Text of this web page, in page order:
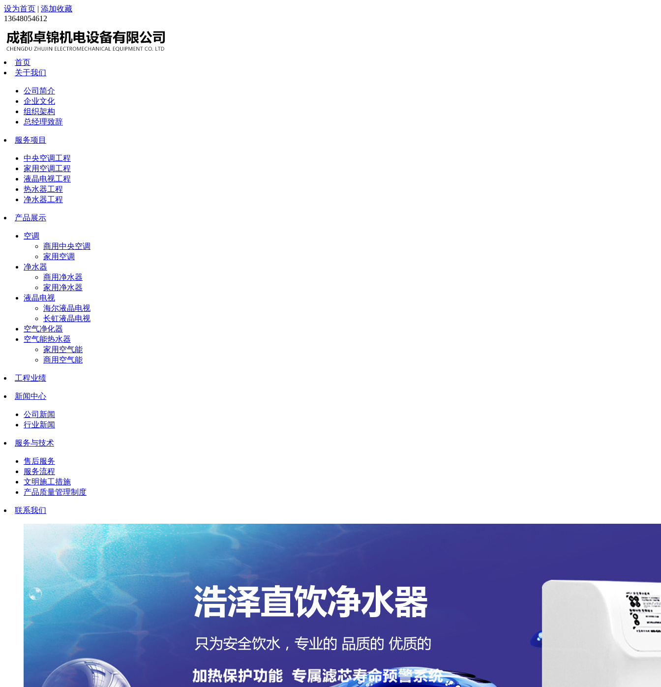
设为首页 | 添加收藏
13648054612
首页
关于我们
公司简介
企业文化
组织架构
总经理致辞
服务项目
中央空调工程
家用空调工程
液晶电视工程
热水器工程
净水器工程
产品展示
空调
商用中央空调
家用空调
净水器
商用净水器
家用净水器
液晶电视
海尔液晶电视
长虹液晶电视
空气净化器
空气能热水器
家用空气能
商用空气能
工程业绩
新闻中心
公司新闻
行业新闻
服务与技术
售后服务
服务流程
文明施工措施
产品质量管理制度
联系我们